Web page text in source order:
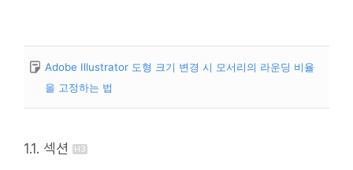
Adobe Illustrator 도형 크기 변경 시 모서리의 라운딩 비율
을 고정하는 법
1.1. 섹션